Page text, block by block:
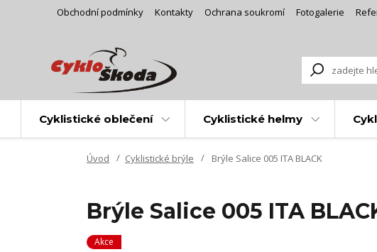
Obchodní podmínky Kontakty Ochrana soukromí Fotogalerie
Cyklistické oblečení Cyklistické helmy
Úvod Cyklistické brýle Brýle Salice 005 ITA BLACK
Brýle Salice 005 ITA
Akce